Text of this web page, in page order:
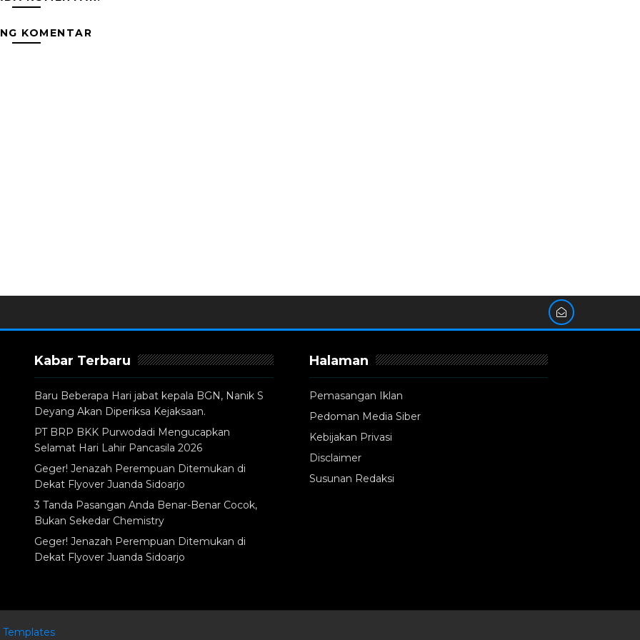
KOMENTAR
Kabar Terbaru
Baru Beberapa Hari jabat kepala BGN, Nanik S
Deyang Akan Diperiksa Kejaksaan.
PT BRP BKK Purwodadi Mengucapkan
Selamat Hari Lahir Pancasila 2026
Geger! Jenazah Perempuan Ditemukan di
Dekat Flyover Juanda Sidoarjo
3 Tanda Pasangan Anda Benar-Benar Cocok,
Bukan Sekedar Chemistry
Geger! Jenazah Perempuan Ditemukan di
Dekat Flyover Juanda Sidoarjo
Halaman
Pemasangan Iklan
Pedoman Media Siber
Kebijakan Privasi
Disclaimer
Susunan Redaksi